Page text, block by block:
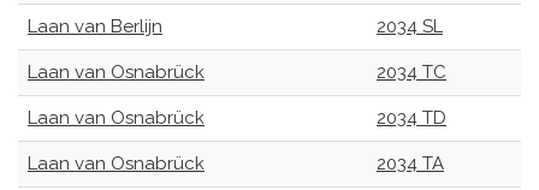
Laan van Berlijn 2034 SL
Laan van Osnabrück 2034 TC
Laan van Osnabrück 2034 TD
Laan van Osnabrück 2034 TA